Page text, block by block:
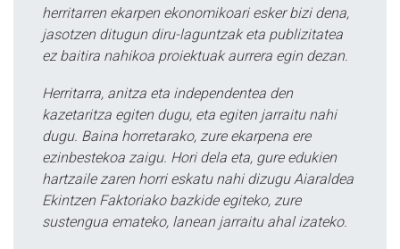
herritarren ekarpen ekonomikoari esker bizi dena,
jasotzen ditugun diru-laguntzak eta publizitatea
ez baitira nahikoa proiektuak aurrera egin dezan.
Herritarra, anitza eta independentea den
kazetaritza egiten dugu, eta egiten jarraitu nahi
dugu. Baina horretarako, zure ekarpena ere
ezinbestekoa zaigu. Hori dela eta, gure edukien
hartzaile zaren horri eskatu nahi dizugu Aiaraldea
Ekintzen Faktoriako bazkide egiteko, zure
sustengua emateko, lanean jarraitu ahal izateko.